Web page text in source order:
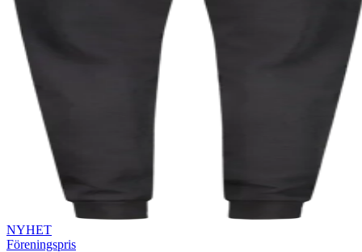
NYHET
Föreningspris